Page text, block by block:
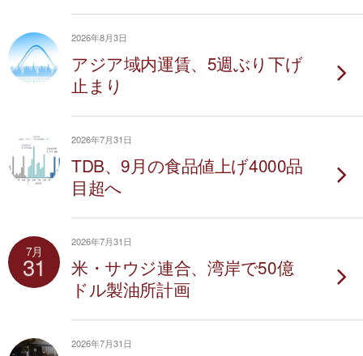
2026年8月3日
アジア域内運賃、5週ぶり下げ
止まり
2026年7月31日
TDB、9月の食品値上げ4000品
目超へ
7月
31
2026年7月31日
米・サウジ連合、湾岸で50億
ドル製油所計画
2026年7月31日